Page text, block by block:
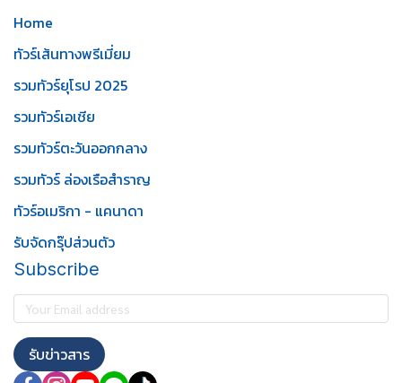
Home
ทัวร์เส้นทางพรีเมี่ยม
รวมทัวร์ยุโรป 2025
รวมทัวร์เอเชีย
รวมทัวร์ตะวันออกกลาง
รวมทัวร์ ล่องเรือสำราญ
ทัวร์อเมริกา - แคนาดา
รับจัดกรุ๊ปส่วนตัว
Subscribe
รับข่าวสาร